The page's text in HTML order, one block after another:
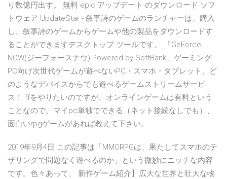
り数億円出す。 無料 epic アップデート のダウンロード ソフ
トウェア UpdateStar - 叙事詩のゲームのランチャーは、購入
し、叙事詩のゲームからゲームや他の製品をダウンロードす
ることができますデスクトップ ツールです。 「GeForce
NOW(ジーフォースナウ) Powered by SoftBank」ゲーミング
PC向け次世代ゲームが遊べないPC・スマホ・タブレット、ど
のようなデバイスからでも遊べるゲームストリームサービ
ス！ ffをやりたいのですが、オンラインゲームは有料という
ことなので、マイpc単独でできる（ネット接続なしでも）、
面白いrpgゲームがあれば教えて下さい。
2019年9月4日 この記事は「MMORPGは、果たしてスマホのテ
ザリングで問題なく遊べるのか」という微妙にニッチな内容
です。色々あって、 新作ゲーム紹介】広大な世界と壮大な物